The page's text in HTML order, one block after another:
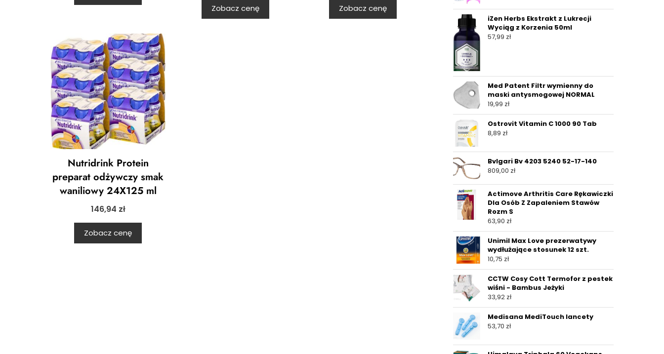
Zobacz cenę Zobacz cenę
Nutridrink Protein
preparat odżywczy smak
waniliowy 24X125 ml
146,94 zł
Zobacz cenę
iZen Herbs Ekstrakt z Lukrecji
Wyciąg z Korzenia 50ml
57,99 zł
Med Patent Filtr wymienny do
maski antysmogowej NORMAL
19,99 zł
Ostrovit Vitamin C 1000 90 Tab
8,89 zł
Bvlgari Bv 4203 5240 52-17-140
809,00 zł
Actimove Arthritis Care Rękawiczki
Dla Osób Z Zapaleniem Stawów
Rozm S
63,90 zł
Unimil Max Love prezerwatywy
wydłużające stosunek 12 szt.
10,75 zł
CCTW Cosy Cott Termofor z pestek
wiśni - Bambus Jeżyki
33,92 zł
Medisana MediTouch lancety
53,70 zł